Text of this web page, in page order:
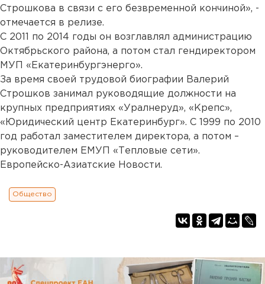
Строшкова в связи с его безвременной кончиной», -
отмечается в релизе.
С 2011 по 2014 годы он возглавлял администрацию
Октябрьского района, а потом стал гендиректором
МУП «Екатеринбургэнерго».
За время своей трудовой биографии Валерий
Строшков занимал руководящие должности на
крупных предприятиях «Уралнеруд», «Крепс»,
«Юридический центр Екатеринбург». С 1999 по 2010
год работал заместителем директора, а потом –
руководителем ЕМУП «Тепловые сети».
Европейско-Азиатские Новости.
Общество